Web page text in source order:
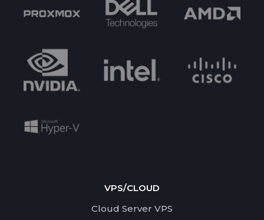
VPS/CLOUD
Cloud Server VPS